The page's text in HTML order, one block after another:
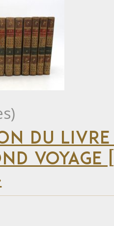
DU